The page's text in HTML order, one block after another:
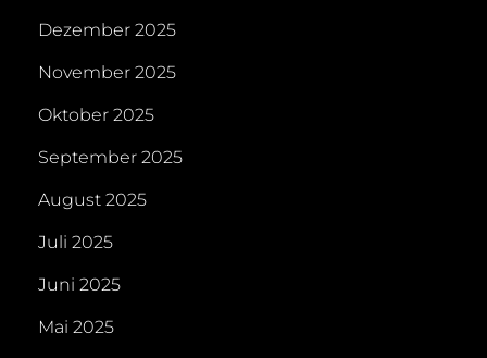
Dezember 2025
November 2025
Oktober 2025
September 2025
August 2025
Juli 2025
Juni 2025
Mai 2025